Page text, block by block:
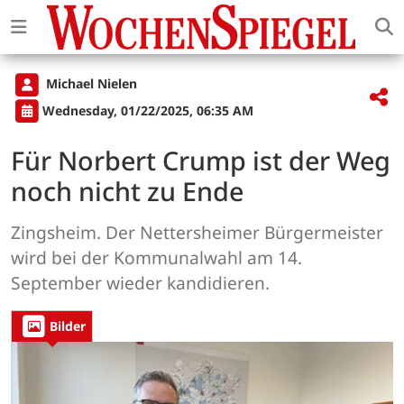
Michael Nielen
Wednesday, 01/22/2025, 06:35 AM
Für Norbert Crump ist der Weg
noch nicht zu Ende
Zingsheim. Der Nettersheimer Bürgermeister
wird bei der Kommunalwahl am 14.
September wieder kandidieren.
Bilder